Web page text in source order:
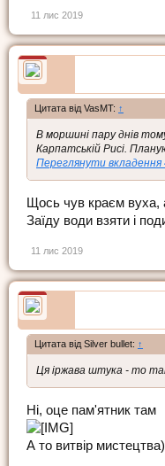
11 лис 2019
Цитата від VasMT: ↑
В моршині пару днів
Карпатській Рисі.
Переглянути вкладення
Щось чув краєм
Заїду води взяти і
11 лис 2019
Цитата від Silver bullet: ↑
Ця іржава штука - то
Ні, оце пам'ятник там
А то витвір мистецтва)